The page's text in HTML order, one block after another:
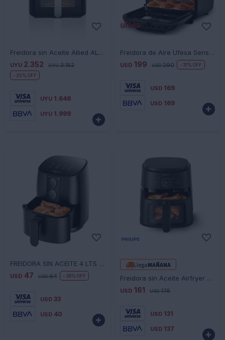
Freidora sin Aceite Allied AL-AFW60 5L
UYU 2.352 UYU 3.152
25
UYU 1.646
UYU 1.999

Freidora de Aire Ufesa Sensei 12 L 1700W
USD 199 USD 290 31
USD 169
USD 169

FREIDORA SIN ACEITE 4 LTS MANUAL PK-354 FM
USD 47 USD 64 26
USD 33
USD 40

LlegaMAÑANA
Freidora sin Aceite Airfryer Philips NA220/00 4.2L
USD 161 USD 176
USD 131
USD 137
